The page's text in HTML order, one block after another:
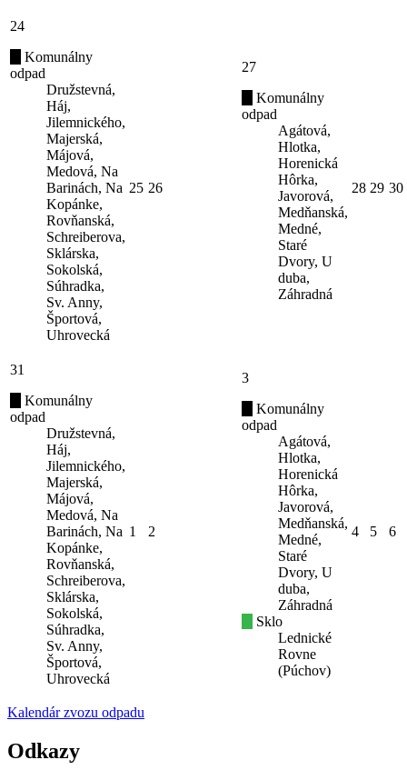
24
Komunálny
odpad
Družstevná,
Háj,
Jilemnického,
Majerská,
Májová,
Medová, Na
Barinách, Na
Kopánke,
Rovňanská,
Schreiberova,
Sklárska,
Sokolská,
Súhradka,
Sv. Anny,
Športová,
Uhrovecká
25 26
27
Komunálny
odpad
Agátová,
Hlotka,
Horenická
Hôrka,
Javorová,
Medňanská,
Medné,
Staré
Dvory, U
duba,
Záhradná
28 29 30
31
Komunálny
odpad
Družstevná,
Háj,
Jilemnického,
Majerská,
Májová,
Medová, Na
Barinách, Na
Kopánke,
Rovňanská,
Schreiberova,
Sklárska,
Sokolská,
Súhradka,
Sv. Anny,
Športová,
Uhrovecká
1 2
3
Komunálny
odpad
Agátová,
Hlotka,
Horenická
Hôrka,
Javorová,
Medňanská,
Medné,
Staré
Dvory, U
duba,
Záhradná
Sklo
Lednické
Rovne
(Púchov)
4 5 6
Kalendár zvozu odpadu
Odkazy